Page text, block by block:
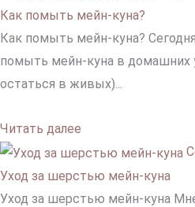
Как помыть мейн-куна?
Как помыть мейн-куна?
помыть мейн-куна в домашних
остаться в живых)...
Читать далее
Уход за шерстью мейн-куна
Уход за шерстью мейн-куна